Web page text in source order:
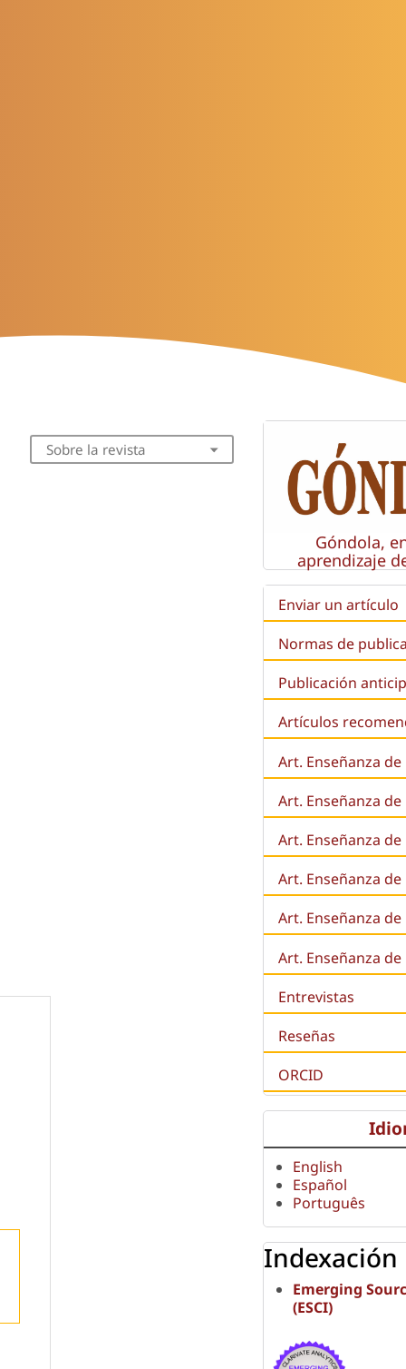
Sobre la revista
Góndola,
aprendizaje
Enviar un artículo
Normas de
Publicación
Artículos
Art. Enseñanza
Art. Enseñanza
Art. Enseñanza de
Art. Enseñanza de
Art. Enseñanza
Art. Enseñanza
Entrevistas
Reseñas
ORCID
English
Español
Português
Indexación
Emerging
(ESCI)